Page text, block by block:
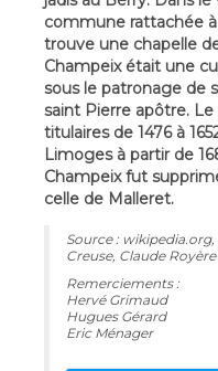
commune rattachée
trouve une chapelle
Champeix était une
sous le patronage de
saint Pierre apôtre.
titulaires de 1476 à
Limoges à partir de
Champeix fut
celle de Malleret.
Source :
Creuse, Claude Royère
Remerciements :
Hervé Grimaud
Hugues Gérard
Eric Ménager